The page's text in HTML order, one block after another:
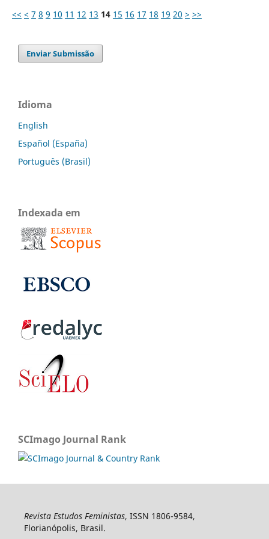
<< < 7 8 9 10 11 12 13 14 15 16 17 18 19 20 > >>
Enviar Submissão
Idioma
English
Español (España)
Português (Brasil)
Indexada em
SCImago Journal Rank
Revista Estudos Feministas, ISSN 1806-9584,
Florianópolis, Brasil.